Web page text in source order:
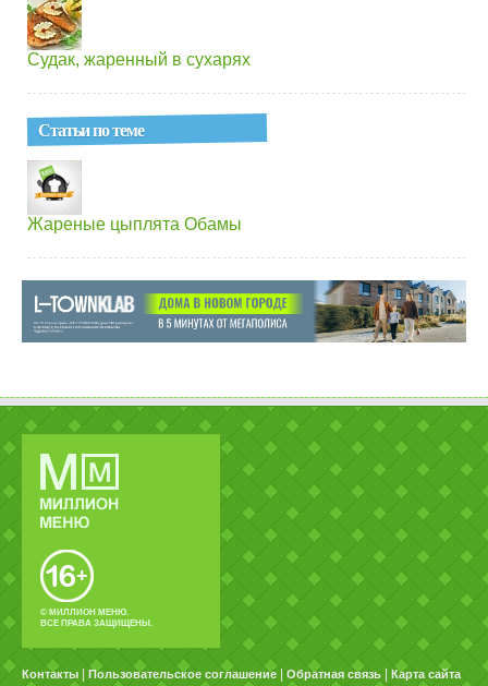
Судак, жаренный в сухарях
Статьи по теме
Жареные цыплята Обамы
© МИЛЛИОН МЕНЮ.
ВСЕ ПРАВА ЗАЩИЩЕНЫ.
Контакты Пользовательское соглашение Обратная связь Карта сайта